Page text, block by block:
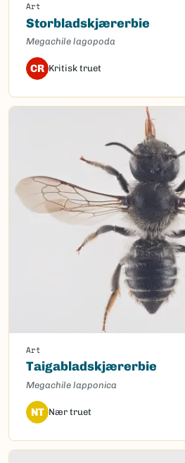
Art
Storbladskjærerbie
Megachile lagopoda
CR Kritisk truet
Art
Taigabladskjærerbie
Megachile lapponica
NT Nær truet